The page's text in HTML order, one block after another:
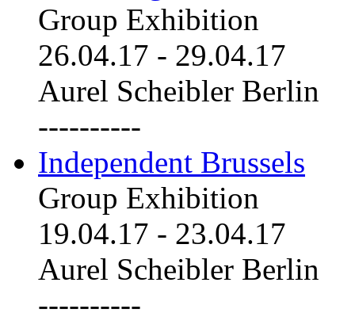
Group Exhibition
26.04.17 - 29.04.17
Aurel Scheibler Berlin
----------
Independent Brussels
Group Exhibition
19.04.17 - 23.04.17
Aurel Scheibler Berlin
----------